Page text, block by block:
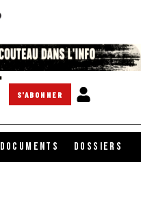
S'ABONNER
DOCUMENTS DOSSIERS